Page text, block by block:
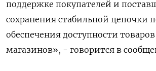
поддержке покупателей и
сохранения стабильной цепочки
обеспечения доступности
магазинов», - говорится в